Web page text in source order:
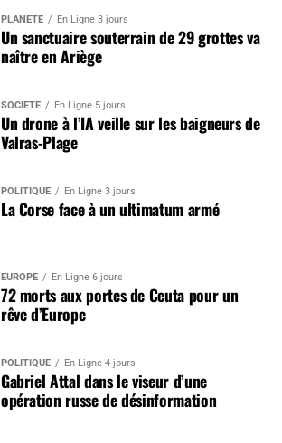
PLANÈTE En Ligne 3 jours
Un sanctuaire souterrain de 29 grottes va
naître en Ariège
SOCIÉTÉ En Ligne 5 jours
Un drone à l’IA veille sur les baigneurs de
Valras-Plage
POLITIQUE En Ligne 3 jours
La Corse face à un ultimatum armé
EUROPE En Ligne 6 jours
72 morts aux portes de Ceuta pour un
rêve d’Europe
POLITIQUE En Ligne 4 jours
Gabriel Attal dans le viseur d’une
opération russe de désinformation